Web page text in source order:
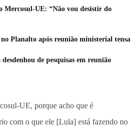
Mercosul-UE: “Não vou desistir do
Planalto após reunião ministerial tensa
de pesquisas em reunião
UE, porque acho que é
com o que ele [Lula] está fazendo no